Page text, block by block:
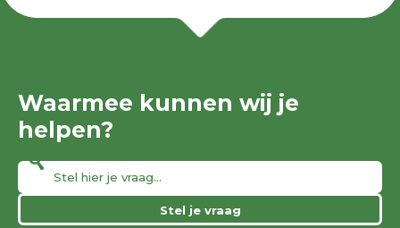
Waarmee kunnen wij je
helpen?
Stel je vraag